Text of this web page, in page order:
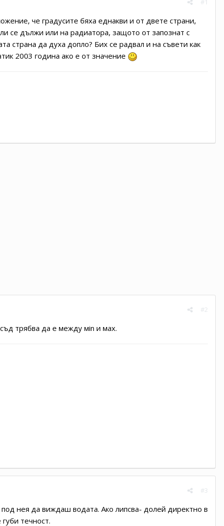
#1
че градусите бяха еднакви и от двете страни,
се дължи или на радиатора, защото от запознат с
страна да духа допло? Бих се радвал и на съвети как
2003 година ако е от значение
#2
трябва да е между мin и мах.
#3
нея да виждаш водата. Ако липсва- долей директно в
течност.